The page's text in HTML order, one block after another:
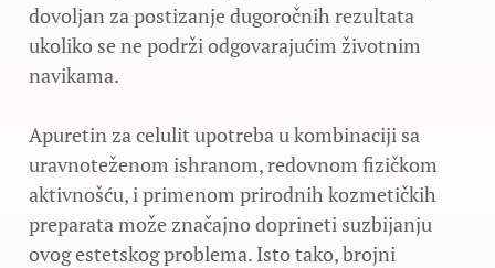
dovoljan za postizanje dugoročnih rezultata
ukoliko se ne podrži odgovarajućim životnim
navikama.
Apuretin za celulit upotreba u kombinaciji sa
uravnoteženom ishranom, redovnom fizičkom
aktivnošću, i primenom prirodnih kozmetičkih
preparata može značajno doprineti suzbijanju
ovog estetskog problema. Isto tako, brojni